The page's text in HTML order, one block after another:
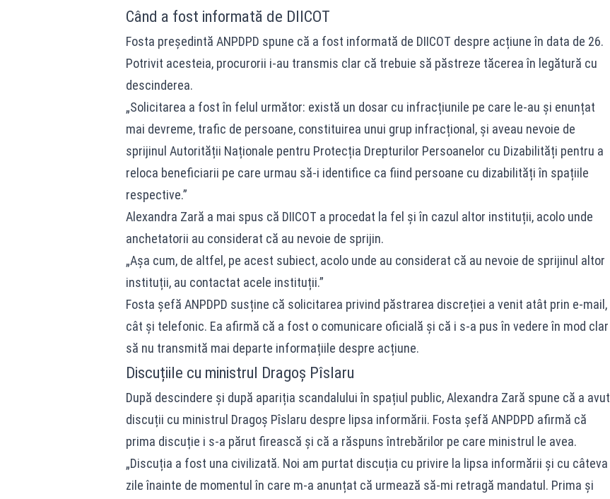
Când a fost informată de DIICOT
Fosta președintă ANPDPD spune că a fost informată de DIICOT despre acțiune în data de 26.
Potrivit acesteia, procurorii i-au transmis clar că trebuie să păstreze tăcerea în legătură cu
descinderea.
„Solicitarea a fost în felul următor: există un dosar cu infracțiunile pe care le-au și enunțat
mai devreme, trafic de persoane, constituirea unui grup infracțional, și aveau nevoie de
sprijinul Autorității Naționale pentru Protecția Drepturilor Persoanelor cu Dizabilități pentru a
reloca beneficiarii pe care urmau să-i identifice ca fiind persoane cu dizabilități în spațiile
respective.”
Alexandra Zară a mai spus că DIICOT a procedat la fel și în cazul altor instituții, acolo unde
anchetatorii au considerat că au nevoie de sprijin.
„Așa cum, de altfel, pe acest subiect, acolo unde au considerat că au nevoie de sprijinul altor
instituții, au contactat acele instituții.”
Fosta șefă ANPDPD susține că solicitarea privind păstrarea discreției a venit atât prin e-mail,
cât și telefonic. Ea afirmă că a fost o comunicare oficială și că i s-a pus în vedere în mod clar
să nu transmită mai departe informațiile despre acțiune.
Discuțiile cu ministrul Dragoș Pîslaru
După descindere și după apariția scandalului în spațiul public, Alexandra Zară spune că a avut
discuții cu ministrul Dragoș Pîslaru despre lipsa informării. Fosta șefă ANPDPD afirmă că
prima discuție i s-a părut firească și că a răspuns întrebărilor pe care ministrul le avea.
„Discuția a fost una civilizată. Noi am purtat discuția cu privire la lipsa informării și cu câteva
zile înainte de momentul în care m-a anunțat că urmează să-mi retragă mandatul. Prima și